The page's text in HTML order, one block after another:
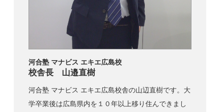
河合塾 マナビス エキエ広島校
校舎長 山邉直樹
河合塾 マナビス エキエ広島校舎の山辺直樹です。大
学卒業後は広島県内を１０年以上移り住んできまし